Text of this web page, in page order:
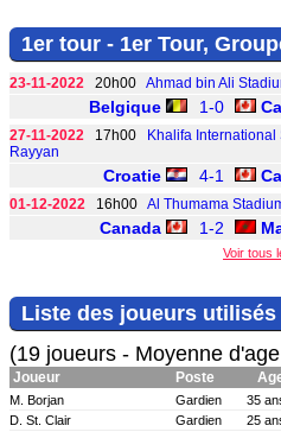
1er tour - 1er Tour,
23-11-2022 20h00 Ahmad bin Ali
Belgique 1-0
27-11-2022 17h00
Khalifa International
Rayyan
Croatie 4-1
01-12-2022 16h00 Al Thumama
Canada 1-2
Voir tous
Liste des joueurs utilisés
(19 joueurs - Moyenne
Joueur Poste
M. Borjan Gardien 35
D. St. Clair
Gardien
25